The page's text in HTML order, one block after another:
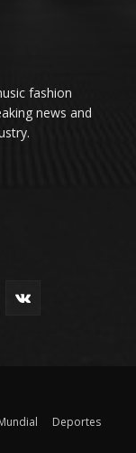
fashion
news and
Deportes